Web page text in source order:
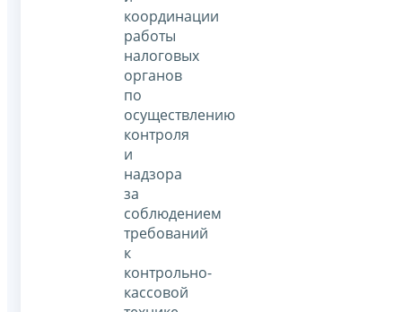
координации
работы
налоговых
органов
по
осуществлению
контроля
и
надзора
за
соблюдением
требований
к
контрольно-
кассовой